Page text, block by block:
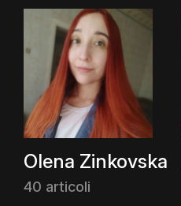
Olena Zinkovska
40 articoli